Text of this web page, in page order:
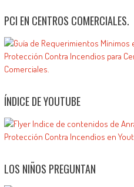
PCI EN CENTROS COMERCIALES.
ÍNDICE DE YOUTUBE
LOS NIÑOS PREGUNTAN